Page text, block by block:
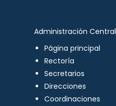
Administración Central
Página principal
Rectoría
Secretarios
Direcciones
Coordinaciones